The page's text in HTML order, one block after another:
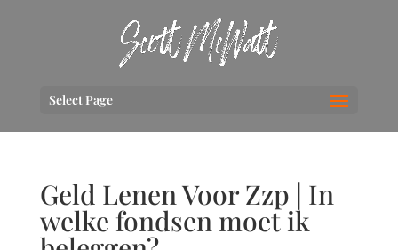
Select Page
Geld Lenen Voor Zzp | In
welke fondsen moet ik